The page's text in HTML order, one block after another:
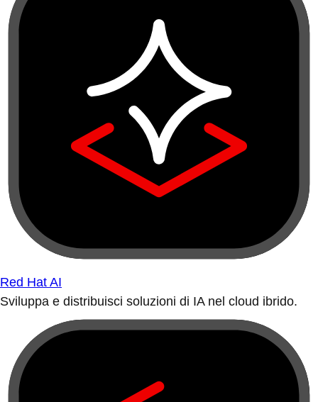
Red Hat AI
Sviluppa e distribuisci soluzioni di IA nel cloud ibrido.